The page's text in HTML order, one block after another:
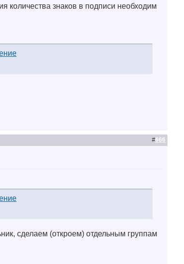
количества знаков в подписи необходим
#666
сделаем (откроем) отдельным группам